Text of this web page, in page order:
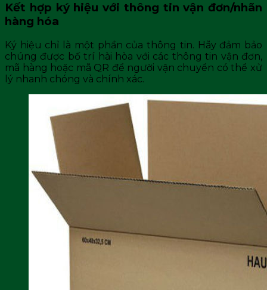
Kết hợp ký hiệu với thông tin vận đơn/nhãn
hàng hóa
Ký hiệu chỉ là một phần của thông tin. Hãy đảm bảo
chúng được bố trí hài hòa với các thông tin vận đơn,
mã hàng hoặc mã QR để người vận chuyển có thể xử
lý nhanh chóng và chính xác.